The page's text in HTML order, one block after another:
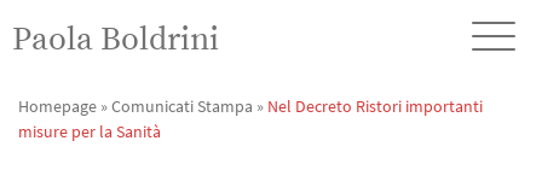
Paola Boldrini
Homepage »Comunicati Stampa » Nel Decreto Ristori importanti
misure per la Sanità